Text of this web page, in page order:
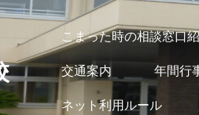
こまった時の相談窓口
交通案内
年間行
ネット利用ルール